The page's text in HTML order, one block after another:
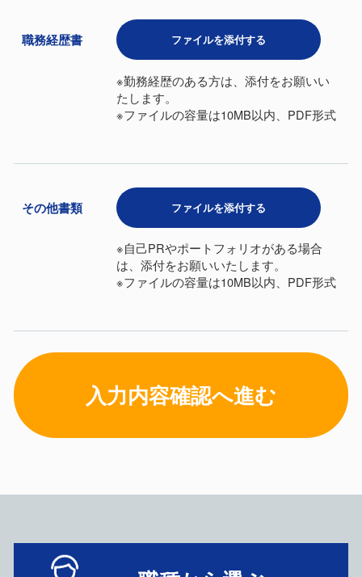
職務経歴書 ファイルを添付する
※勤務経歴のある方は、添付をお願いい
たします。
※ファイルの容量は10MB以内、PDF形式
その他書類 ファイルを添付する
※自己PRやポートフォリオがある場合
は、添付をお願いいたします。
※ファイルの容量は10MB以内、PDF形式
入力内容確認へ進む